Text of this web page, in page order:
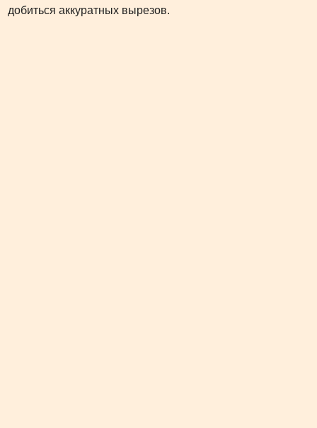
добиться аккуратных вырезов.